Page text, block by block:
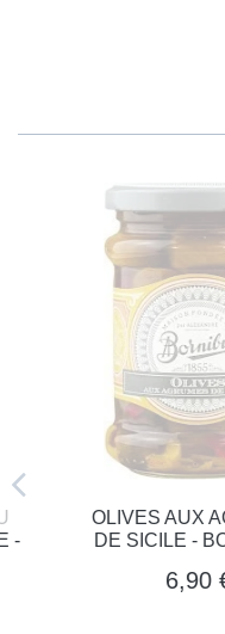
OLIVES AUX
DE SICILE -
6,90 €